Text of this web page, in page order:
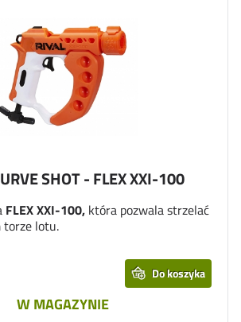
SHOT - FLEX XXI-100
FLEX XXI-100, która pozwala strzelać
torze lotu.
Do koszyka
W MAGAZYNIE